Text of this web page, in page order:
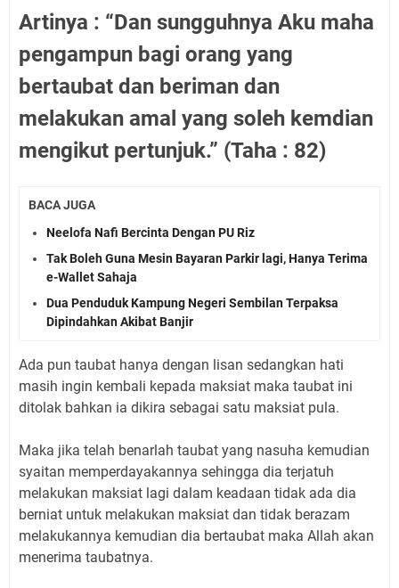
Artinya : “Dan sungguhnya Aku maha
pengampun bagi orang yang
bertaubat dan beriman dan
melakukan amal yang soleh kemdian
mengikut pertunjuk.” (Taha : 82)
BACA JUGA
Neelofa Nafi Bercinta Dengan PU Riz
Tak Boleh Guna Mesin Bayaran Parkir lagi, Hanya Terima
e-Wallet Sahaja
Dua Penduduk Kampung Negeri Sembilan Terpaksa
Dipindahkan Akibat Banjir
Ada pun taubat hanya dengan lisan sedangkan hati
masih ingin kembali kepada maksiat maka taubat ini
ditolak bahkan ia dikira sebagai satu maksiat pula.
Maka jika telah benarlah taubat yang nasuha kemudian
syaitan memperdayakannya sehingga dia terjatuh
melakukan maksiat lagi dalam keadaan tidak ada dia
berniat untuk melakukan maksiat dan tidak berazam
melakukannya kemudian dia bertaubat maka Allah akan
menerima taubatnya.